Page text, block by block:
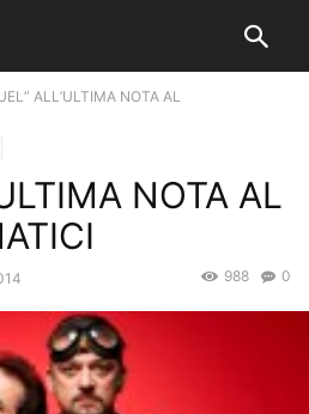
ALL’ULTIMA NOTA AL
NOTA AL
0
988